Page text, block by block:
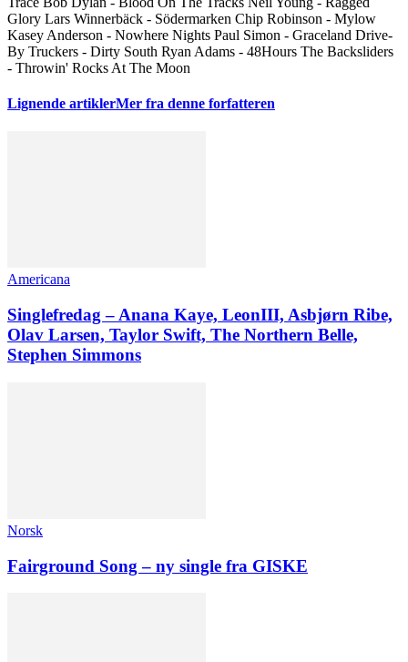
Glory Lars Winnerbäck - Södermarken Chip Robinson - Mylow
Kasey Anderson - Nowhere Nights Paul Simon - Graceland Drive-
By Truckers - Dirty South Ryan Adams - 48Hours The Backsliders
- Throwin' Rocks At The Moon
Lignende artiklerMer fra denne forfatteren
Americana
Singlefredag – Anana Kaye, LeonIII, Asbjørn Ribe,
Olav Larsen, Taylor Swift, The Northern Belle,
Stephen Simmons
Norsk
Fairground Song – ny single fra GISKE